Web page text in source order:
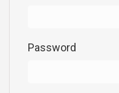
Password